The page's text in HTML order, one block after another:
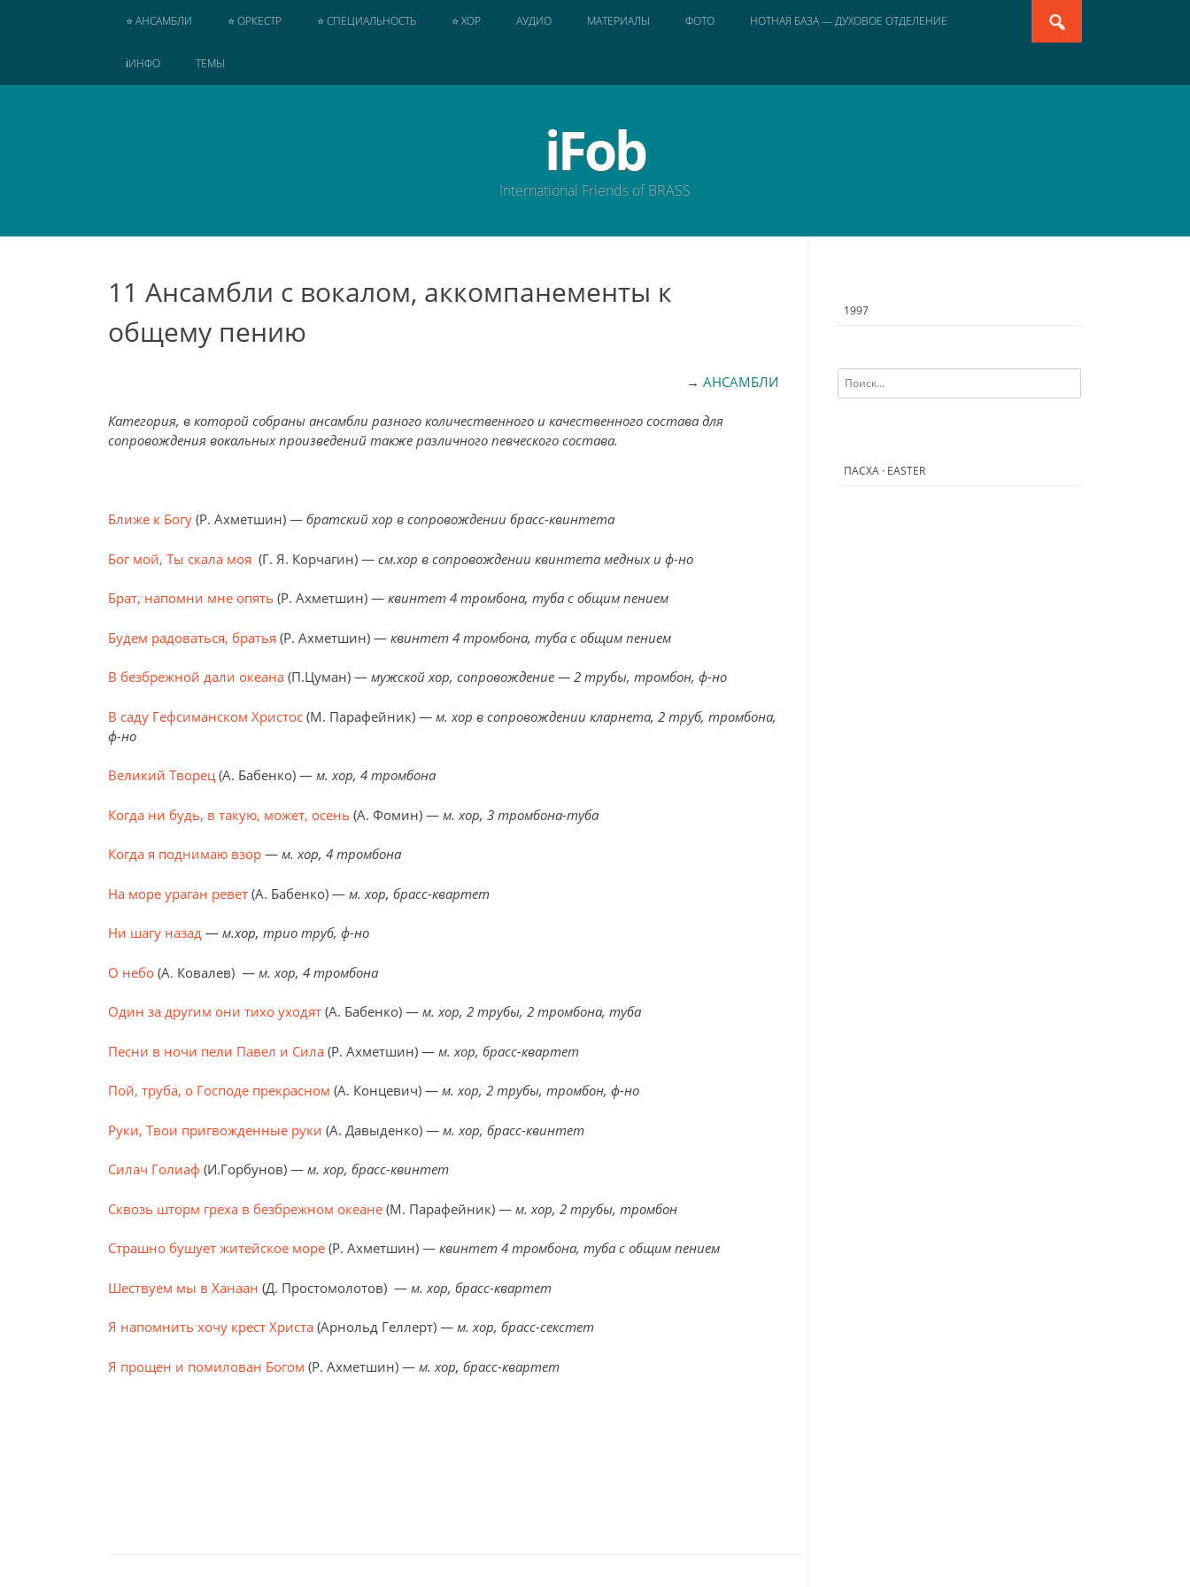
Search
for:
SKIP
⭐ АНСАМБЛИ ⭐ ОРКЕСТР ⭐ СПЕЦИАЛЬНОСТЬ ⭐ ХОР АУДИО МАТЕРИАЛЫ ФОТО НОТНАЯ БАЗА — ДУХОВОЕ ОТДЕЛЕНИЕ
ℹ️ИНФО ТЕМЫ
iFob
International Friends of BRASS
11 Ансамбли с вокалом, аккомпанементы к
общему пению
→ АНСАМБЛИ
Категория, в которой собраны ансамбли разного количественного и качественного состава для
сопровождения вокальных произведений также различного певческого состава.
Ближе к Богу (Р. Ахметшин) — братский хор в сопровождении брасс-квинтета
Бог мой, Ты скала моя (Г. Я. Корчагин) — см.хор в сопровождении квинтета медных и ф-но
Брат, напомни мне опять (Р. Ахметшин) — квинтет 4 тромбона, туба с общим пением
Будем радоваться, братья (Р. Ахметшин) — квинтет 4 тромбона, туба с общим пением
В безбрежной дали океана (П.Цуман) — мужской хор, сопровождение — 2 трубы, тромбон, ф-но
В саду Гефсиманском Христос (М. Парафейник) — м. хор в сопровождении кларнета, 2 труб, тромбона,
ф-но
Великий Творец(А. Бабенко) — м. хор, 4 тромбона
Когда ни будь, в такую, может, осень (А. Фомин) — м. хор, 3 тромбона-туба
Когда я поднимаю взор — м. хор, 4 тромбона
На море ураган ревет (А. Бабенко) — м. хор, брасс-квартет
Ни шагу назад — м.хор, трио труб, ф-но
О небо (А. Ковалев) — м. хор, 4 тромбона
Один за другим они тихо уходят (А. Бабенко) — м. хор, 2 трубы, 2 тромбона, туба
Песни в ночи пели Павел и Сила (Р. Ахметшин) — м. хор, брасс-квартет
Пой, труба, о Господе прекрасном (А. Концевич) — м. хор, 2 трубы, тромбон, ф-но
Руки, Твои пригвожденные руки (А. Давыденко) — м. хор, брасс-квинтет
Силач Голиаф (И.Горбунов) — м. хор, брасс-квинтет
Сквозь шторм греха в безбрежном океане (М. Парафейник) — м. хор, 2 трубы, тромбон
Страшно бушует житейское море (Р. Ахметшин) — квинтет 4 тромбона, туба с общим пением
Шествуем мы в Ханаан (Д. Простомолотов) — м. хор, брасс-квартет
Я напомнить хочу крест Христа (Арнольд Геллерт) — м. хор, брасс-секстет
Я прощен и помилован Богом (Р. Ахметшин) — м. хор, брасс-квартет
1997
Найти:
ПАСХА · EASTER